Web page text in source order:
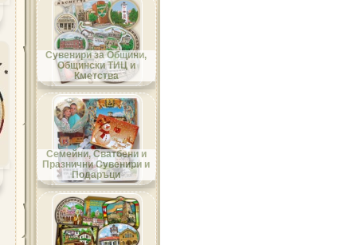
Област Добрич
Област Кърджали
Област Кюстендил
Сувенири за Общини,
Общински ТИЦ и
Кметства
Семейни, Сватбени и
Празнични Сувенири и
Подаръци